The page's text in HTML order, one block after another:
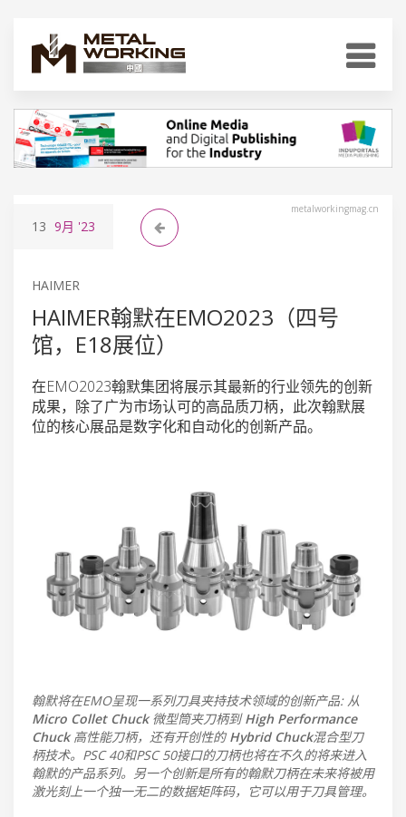
metalworkingmag.cn
13 9月 '23
HAIMER
HAIMER翰默在EMO2023（四号
馆，E18展位）
在EMO2023翰默集团将展示其最新的行业领先的创新
成果，除了广为市场认可的高品质刀柄，此次翰默展
位的核心展品是数字化和自动化的创新产品。
翰默将在EMO呈现一系列刀具夹持技术领域的创新产品: 从
Micro Collet Chuck微型筒夹刀柄到High Performance
Chuck高性能刀柄，还有开创性的Hybrid Chuck混合型刀
柄技术。PSC 40和PSC 50接口的刀柄也将在不久的将来进入
翰默的产品系列。另一个创新是所有的翰默刀柄在未来将被用
激光刻上一个独一无二的数据矩阵码，它可以用于刀具管理。